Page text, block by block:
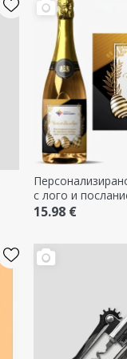
с лого и
Великден!
15.98 €